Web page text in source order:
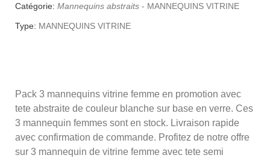
Catégorie: Mannequins abstraits - MANNEQUINS VITRINE
Type: MANNEQUINS VITRINE
Pack 3 mannequins vitrine femme en promotion avec
tete abstraite de couleur blanche sur base en verre. Ces
3 mannequin femmes sont en stock. Livraison rapide
avec confirmation de commande. Profitez de notre offre
sur 3 mannequin de vitrine femme avec tete semi